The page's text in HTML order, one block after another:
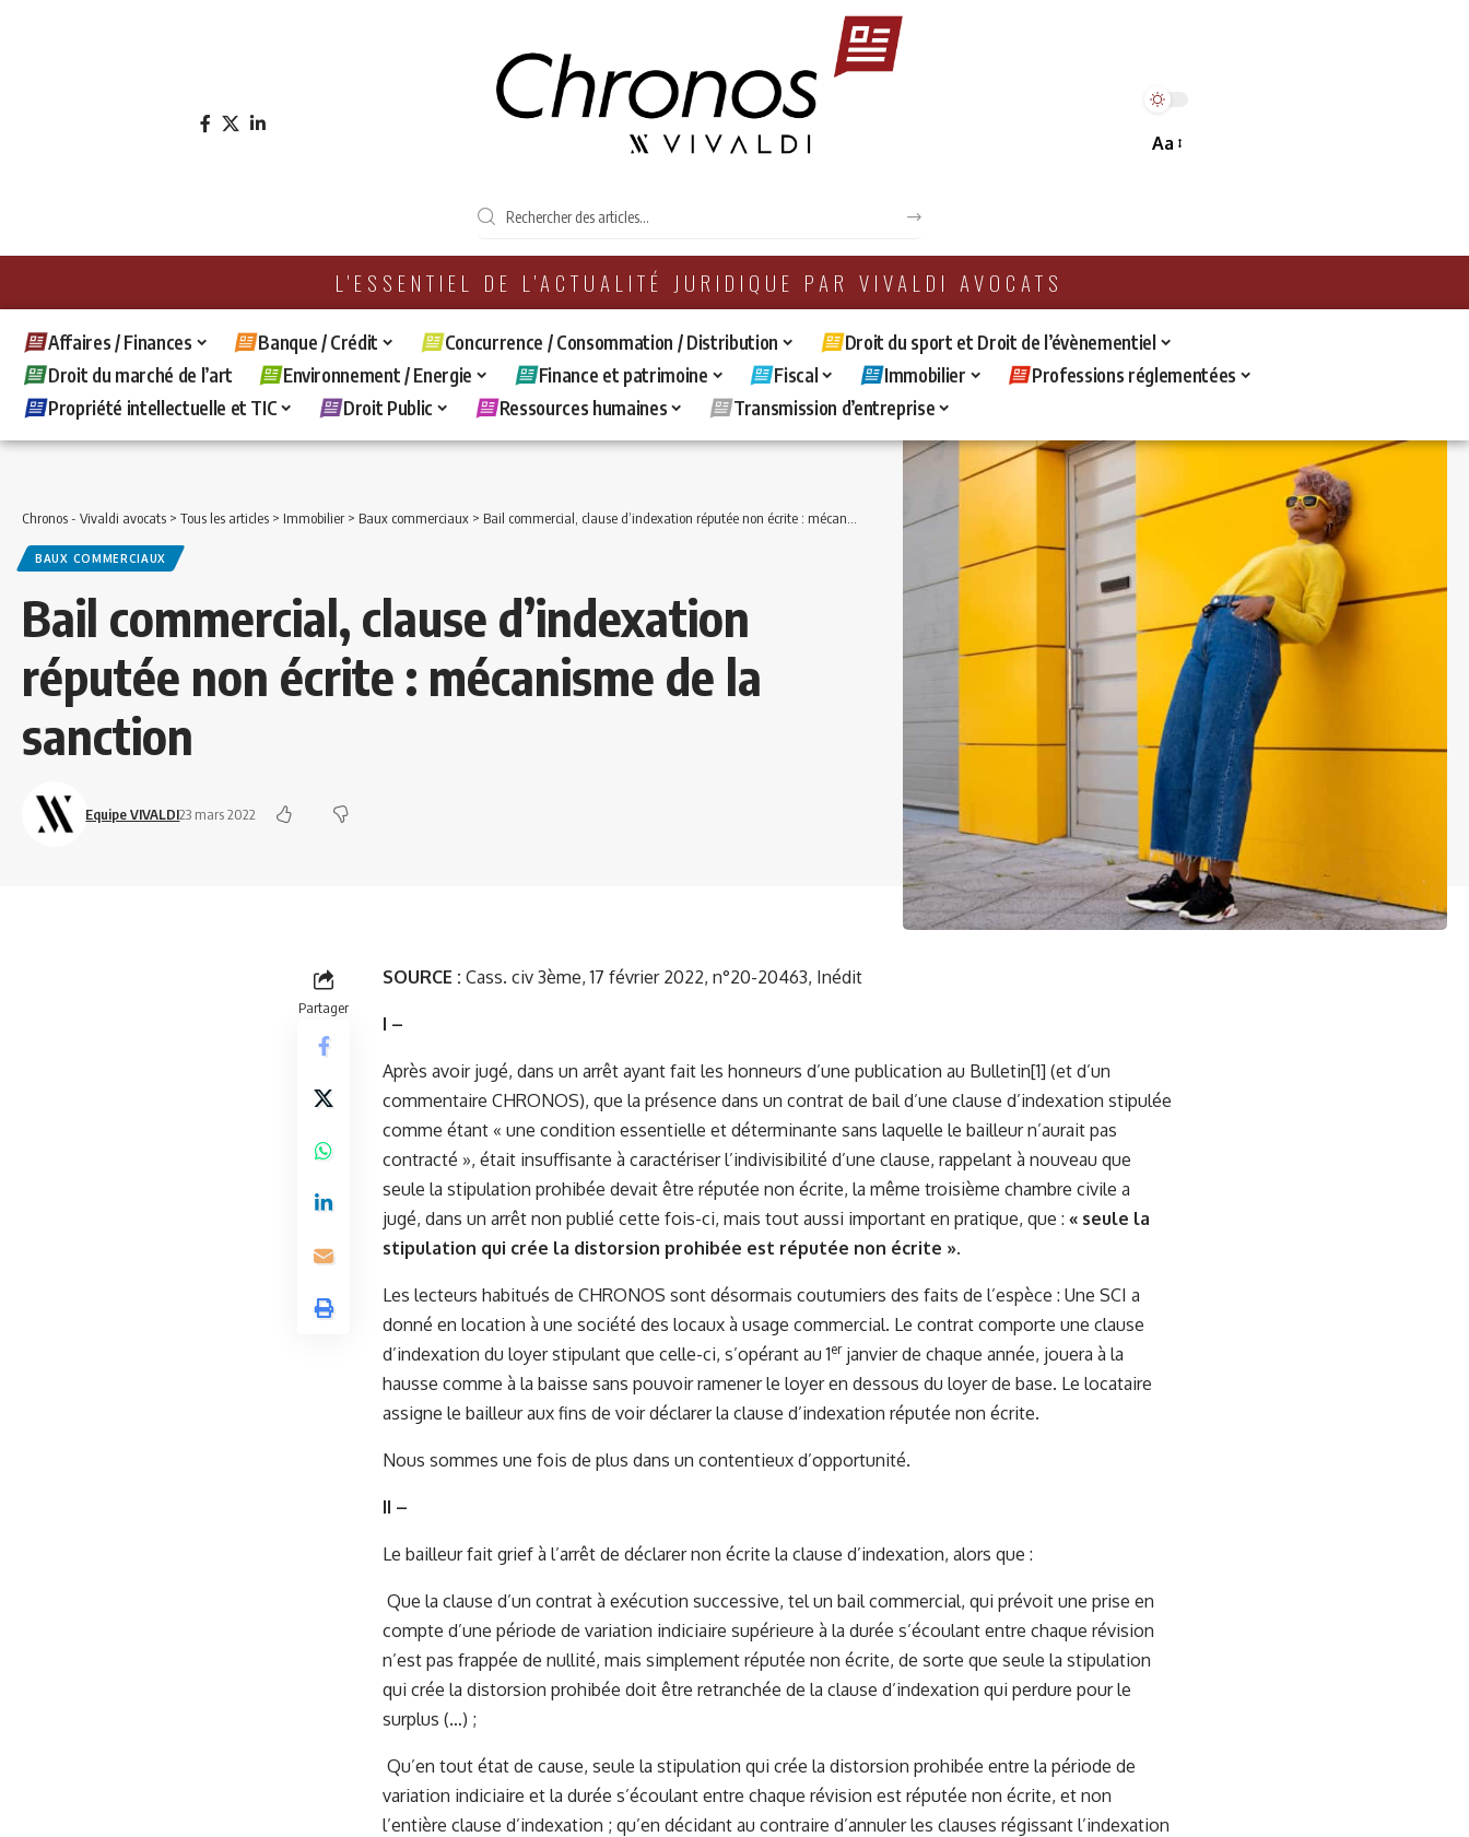
Aa
L'ESSENTIEL DE L'ACTUALITÉ JURIDIQUE PAR VIVALDI AVOCATS
Affaires / Finances Banque / Crédit Concurrence / Consommation / Distribution
Droit du sport et Droit de l’évènementiel
Droit du marché de l’art
Environnement / Energie Finance et patrimoine Fiscal Immobilier
Professions réglementées
Propriété intellectuelle et TIC
Droit Public Ressources humaines Transmission d’entreprise
Chronos - Vivaldi avocats > Tous les articles > Immobilier > Baux commerciaux > Bail commercial, clause d’indexation réputée non écrite : mécanisme de la sanction
BAUX COMMERCIAUX
Bail commercial, clause d’indexation
réputée non écrite : mécanisme de la
sanction
Equipe VIVALDI23 mars 2022
Partager
SOURCE : Cass. civ 3ème, 17 février 2022, n°20-20463, Inédit
I –
Après avoir jugé, dans un arrêt ayant fait les honneurs d’une publication au Bulletin[1] (et d’un
commentaire CHRONOS), que la présence dans un contrat de bail d’une clause d’indexation stipulée
comme étant « une condition essentielle et déterminante sans laquelle le bailleur n’aurait pas
contracté », était insuffisante à caractériser l’indivisibilité d’une clause, rappelant à nouveau que
seule la stipulation prohibée devait être réputée non écrite, la même troisième chambre civile a
jugé, dans un arrêt non publié cette fois-ci, mais tout aussi important en pratique, que : « seule la
stipulation qui crée la distorsion prohibée est réputée non écrite ».
Les lecteurs habitués de CHRONOS sont désormais coutumiers des faits de l’espèce : Une SCI a
donné en location à une société des locaux à usage commercial. Le contrat comporte une clause
d’indexation du loyer stipulant que celle-ci, s’opérant au 1erjanvier de chaque année, jouera à la
hausse comme à la baisse sans pouvoir ramener le loyer en dessous du loyer de base. Le locataire
assigne le bailleur aux fins de voir déclarer la clause d’indexation réputée non écrite.
Nous sommes une fois de plus dans un contentieux d’opportunité.
II –
Le bailleur fait grief à l’arrêt de déclarer non écrite la clause d’indexation, alors que :
Que la clause d’un contrat à exécution successive, tel un bail commercial, qui prévoit une prise en
compte d’une période de variation indiciaire supérieure à la durée s’écoulant entre chaque révision
n’est pas frappée de nullité, mais simplement réputée non écrite, de sorte que seule la stipulation
qui crée la distorsion prohibée doit être retranchée de la clause d’indexation qui perdure pour le
surplus (…) ;
Qu’en tout état de cause, seule la stipulation qui crée la distorsion prohibée entre la période de
variation indiciaire et la durée s’écoulant entre chaque révision est réputée non écrite, et non
l’entière clause d’indexation ; qu’en décidant au contraire d’annuler les clauses régissant l’indexation